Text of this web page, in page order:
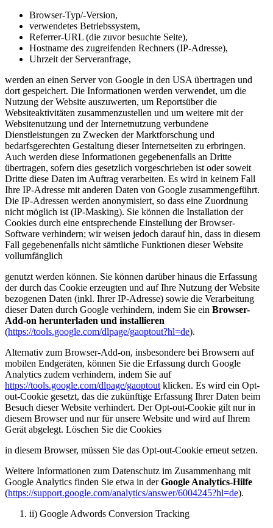
Browser-Typ/-Version,
verwendetes Betriebssystem,
Referrer-URL (die zuvor besuchte Seite),
Hostname des zugreifenden Rechners (IP-Adresse),
Uhrzeit der Serveranfrage,
werden an einen Server von Google in den USA übertragen und
dort gespeichert. Die Informationen werden verwendet, um die
Nutzung der Website auszuwerten, um Reportsüber die
Websiteaktivitäten zusammenzustellen und um weitere mit der
Websitenutzung und der Internetnutzung verbundene
Dienstleistungen zu Zwecken der Marktforschung und
bedarfsgerechten Gestaltung dieser Internetseiten zu erbringen.
Auch werden diese Informationen gegebenenfalls an Dritte
übertragen, sofern dies gesetzlich vorgeschrieben ist oder soweit
Dritte diese Daten im Auftrag verarbeiten. Es wird in keinem Fall
Ihre IP-Adresse mit anderen Daten von Google zusammengeführt.
Die IP-Adressen werden anonymisiert, so dass eine Zuordnung
nicht möglich ist (IP-Masking). Sie können die Installation der
Cookies durch eine entsprechende Einstellung der Browser-
Software verhindern; wir weisen jedoch darauf hin, dass in diesem
Fall gegebenenfalls nicht sämtliche Funktionen dieser Website
vollumfänglich
genutzt werden können. Sie können darüber hinaus die Erfassung
der durch das Cookie erzeugten und auf Ihre Nutzung der Website
bezogenen Daten (inkl. Ihrer IP-Adresse) sowie die Verarbeitung
dieser Daten durch Google verhindern, indem Sie ein Browser-
Add-on herunterladen und installieren
(https://tools.google.com/dlpage/gaoptout?hl=de).
Alternativ zum Browser-Add-on, insbesondere bei Browsern auf
mobilen Endgeräten, können Sie die Erfassung durch Google
Analytics zudem verhindern, indem Sie auf
https://tools.google.com/dlpage/gaoptout klicken. Es wird ein Opt-
out-Cookie gesetzt, das die zukünftige Erfassung Ihrer Daten beim
Besuch dieser Website verhindert. Der Opt-out-Cookie gilt nur in
diesem Browser und nur für unsere Website und wird auf Ihrem
Gerät abgelegt. Löschen Sie die Cookies
in diesem Browser, müssen Sie das Opt-out-Cookie erneut setzen.
Weitere Informationen zum Datenschutz im Zusammenhang mit
Google Analytics finden Sie etwa in derGoogle Analytics-Hilfe
(https://support.google.com/analytics/answer/6004245?hl=de).
ii) Google Adwords Conversion Tracking